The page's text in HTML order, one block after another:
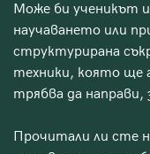
Може би ученикът
научаването или
структурирана
техники, която ще
трябва да направи,
Прочитали ли сте